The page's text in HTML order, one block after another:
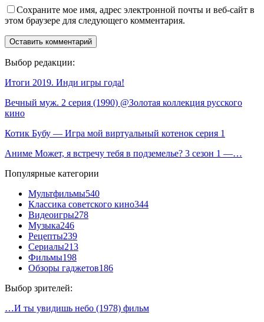
Сохраните мое имя, адрес электронной почты и веб-сайт в
этом браузере для следующего комментария.
Выбор редакции:
Итоги 2019. Инди игры года!
Вечный муж. 2 серия (1990) @Золотая коллекция русского
кино
Котик Бубу — Игра мой виртуальный котенок серия 1
Аниме Может, я встречу тебя в подземелье? 3 сезон 1 —…
Популярные категории
Мультфильмы540
Классика советского кино344
Видеоигры278
Музыка246
Рецепты239
Сериалы213
Фильмы198
Обзоры гаджетов186
Выбор зрителей:
…И ты увидишь небо (1978) фильм